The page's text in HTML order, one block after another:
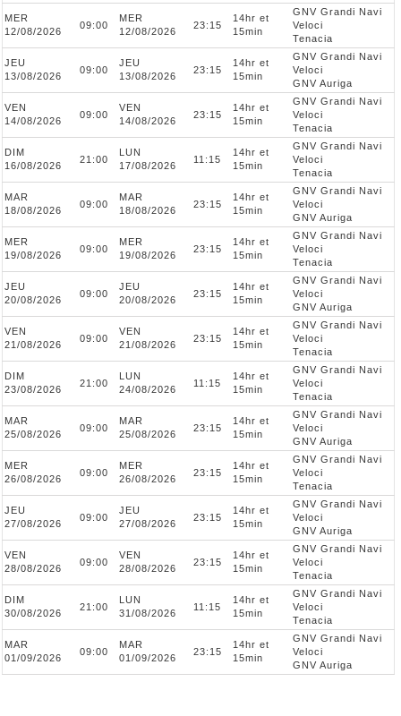
MER
12/08/2026
09:00
MER
12/08/2026
23:15
14hr et
15min
GNV Grandi Navi
Veloci
Tenacia
JEU
13/08/2026
09:00
JEU
13/08/2026
23:15
14hr et
15min
GNV Grandi Navi
Veloci
GNV Auriga
VEN
14/08/2026
09:00
VEN
14/08/2026
23:15
14hr et
15min
GNV Grandi Navi
Veloci
Tenacia
DIM
16/08/2026
21:00
LUN
17/08/2026
11:15
14hr et
15min
GNV Grandi Navi
Veloci
Tenacia
MAR
18/08/2026
09:00
MAR
18/08/2026
23:15
14hr et
15min
GNV Grandi Navi
Veloci
GNV Auriga
MER
19/08/2026
09:00
MER
19/08/2026
23:15
14hr et
15min
GNV Grandi Navi
Veloci
Tenacia
JEU
20/08/2026
09:00
JEU
20/08/2026
23:15
14hr et
15min
GNV Grandi Navi
Veloci
GNV Auriga
VEN
21/08/2026
09:00
VEN
21/08/2026
23:15
14hr et
15min
GNV Grandi Navi
Veloci
Tenacia
DIM
23/08/2026
21:00
LUN
24/08/2026
11:15
14hr et
15min
GNV Grandi Navi
Veloci
Tenacia
MAR
25/08/2026
09:00
MAR
25/08/2026
23:15
14hr et
15min
GNV Grandi Navi
Veloci
GNV Auriga
MER
26/08/2026
09:00
MER
26/08/2026
23:15
14hr et
15min
GNV Grandi Navi
Veloci
Tenacia
JEU
27/08/2026
09:00
JEU
27/08/2026
23:15
14hr et
15min
GNV Grandi Navi
Veloci
GNV Auriga
VEN
28/08/2026
09:00
VEN
28/08/2026
23:15
14hr et
15min
GNV Grandi Navi
Veloci
Tenacia
DIM
30/08/2026
21:00
LUN
31/08/2026
11:15
14hr et
15min
GNV Grandi Navi
Veloci
Tenacia
MAR
01/09/2026
09:00
MAR
01/09/2026
23:15
14hr et
15min
GNV Grandi Navi
Veloci
GNV Auriga